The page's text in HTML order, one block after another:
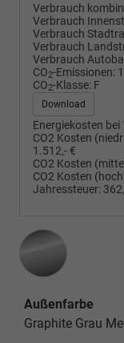
Verbrauch
Verbrauch
Verbrauch
Verbrauch
Verbrauch
CO2-Emissionen:
CO2-Klasse: F
Download
Energiekosten
CO2 Kosten
1.512,- €
CO2 Kosten
CO2 Kosten
Jahressteuer:
Außenfarbe
Graphite Grau